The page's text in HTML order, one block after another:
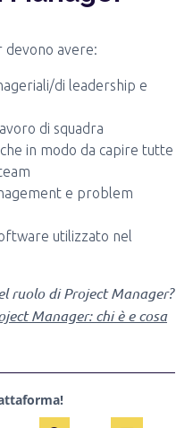
devono avere:
di leadership e
di squadra
in modo da capire tutte
e problem
utilizzato nel
ruolo di Project Manager?
Manager: chi è e cosa